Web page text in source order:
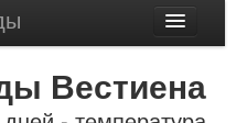
Вестиена